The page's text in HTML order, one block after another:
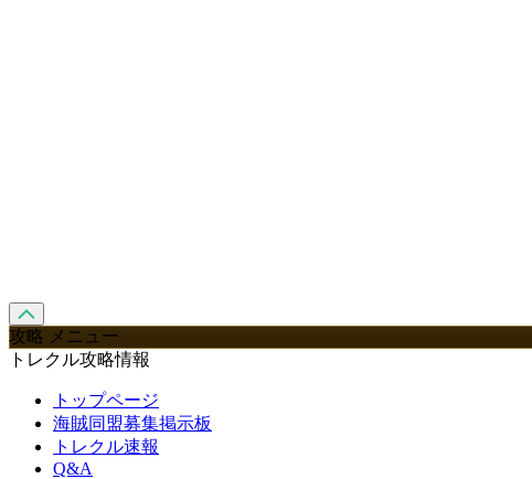
攻略 メニュー
トレクル攻略情報
トップページ
海賊同盟募集掲示板
トレクル速報
Q&A